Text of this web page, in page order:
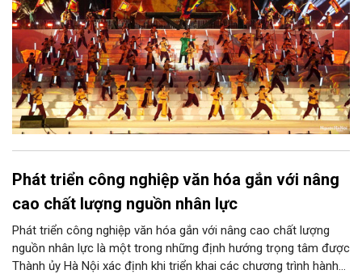
Phát triển công nghiệp văn hóa gắn với nâng
cao chất lượng nguồn nhân lực
Phát triển công nghiệp văn hóa gắn với nâng cao chất lượng
nguồn nhân lực là một trong những định hướng trọng tâm được
Thành ủy Hà Nội xác định khi triển khai các chương trình hành